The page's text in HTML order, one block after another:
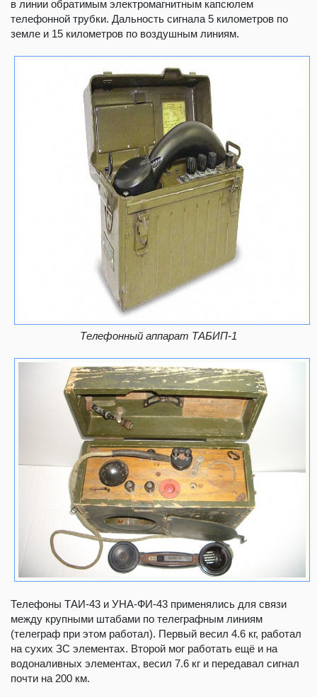
в линии обратимым электромагнитным капсюлем
телефонной трубки. Дальность сигнала 5 километров по
земле и 15 километров по воздушным линиям.
Телефонный аппарат ТАБИП-1
Телефоны ТАИ-43 и УНА-ФИ-43 применялись для связи
между крупными штабами по телеграфным линиям
(телеграф при этом работал). Первый весил 4.6 кг, работал
на сухих ЗС элементах. Второй мог работать ещё и на
водоналивных элементах, весил 7.6 кг и передавал сигнал
почти на 200 км.